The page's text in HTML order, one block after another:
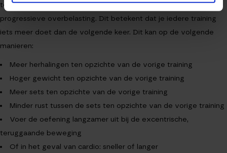
toepast. Progressive overload is de Engelse vertaling van
progressieve overbelasting. Dit betekent dat je iedere training
iets meer doet dan de volgende keer. Dit kan op de volgende
manieren:
Meer herhalingen ten opzichte van de vorige training
Hoger gewicht ten opzichte van de vorige training
Meer sets ten opzichte van de vorige training
Minder rust tussen de sets ten opzichte van de vorige training
Voer de oefening langzamer uit bij de excentrische,
teruggaande beweging
Of in het geval van cardio: sneller of langer